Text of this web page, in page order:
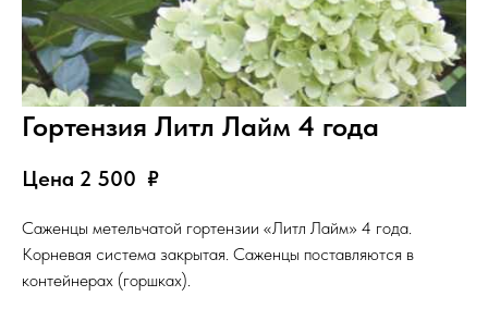
Гортензия Литл Лайм 4 года
Цена 2 500 ₽
Саженцы метельчатой гортензии «Литл Лайм» 4 года.
Корневая система закрытая. Саженцы поставляются в
контейнерах (горшках).